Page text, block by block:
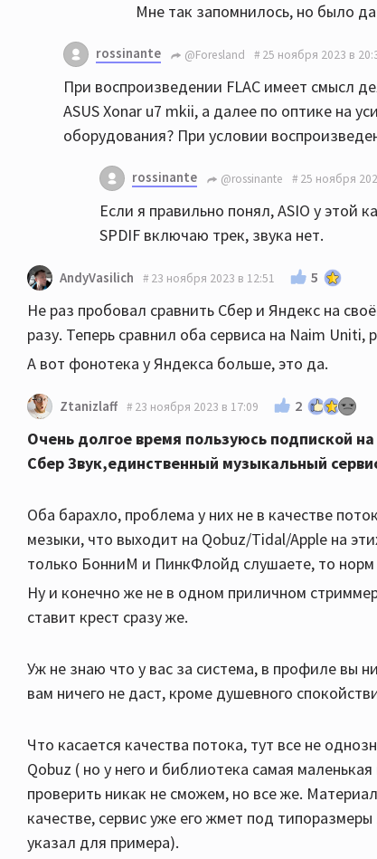
Мне так запомнилось, но было
rossinante @Foresland 25 ноября 2023 в
При воспроизведении FLAC имеет смысл
ASUS Xonar u7 mkii, а далее по оптике на
оборудования? При условии
rossinante @rossinante 25 ноября
Если я правильно понял, ASIO у этой
SPDIF включаю трек, звука нет.
AndyVasilich 23 ноября 2023 в 12:51 5
Не раз пробовал сравнить Сбер и Яндекс на
разу. Теперь сравнил оба сервиса на Naim Uniti,
А вот фонотека у Яндекса больше, это да.
Ztanizlaff 23 ноября 2023 в 17:09 2
Очень долгое время пользуюсь подпиской
Сбер Звук,единственный музыкальный
Оба барахло, проблема у них не в качестве
мeзыки, что выходит на Qobuz/Tidal/Apple на
только БонниМ и ПинкФлойд слушаете, то норм
Ну и конечно же не в одном приличном
ставит крест сразу же.
Уж не знаю что у вас за система, в профиле вы
вам ничего не даст, кроме душевного
Что касается качества потока, тут все не
Qobuz ( но у него и библиотека самая
проверить никак не сможем, но все же.
качестве, сервис уже его жмет под
указал для примера).